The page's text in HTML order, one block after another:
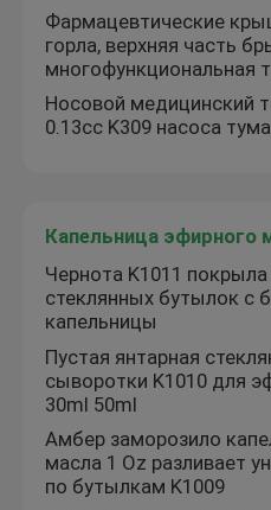
Фармацевтические
горла, верхняя часть
многофункциональная
Носовой медицинский
0.13cc K309 насоса
Капельница эфирного
Чернота K1011
стеклянных бутылок с
капельницы
Пустая янтарная
сыворотки K1010 для
30ml 50ml
Амбер заморозило
масла 1 Oz разливает
по бутылкам K1009